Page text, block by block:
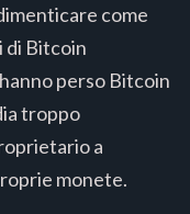
come
di Bitcoin
perso Bitcoin
troppo
a
monete.